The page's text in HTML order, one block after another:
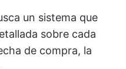
un sistema que
sobre cada
de compra, la